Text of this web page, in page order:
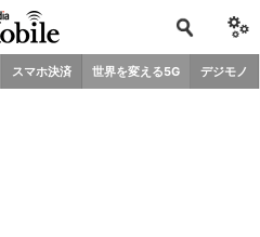
スマホ決済 世界を変える5G デジモノ